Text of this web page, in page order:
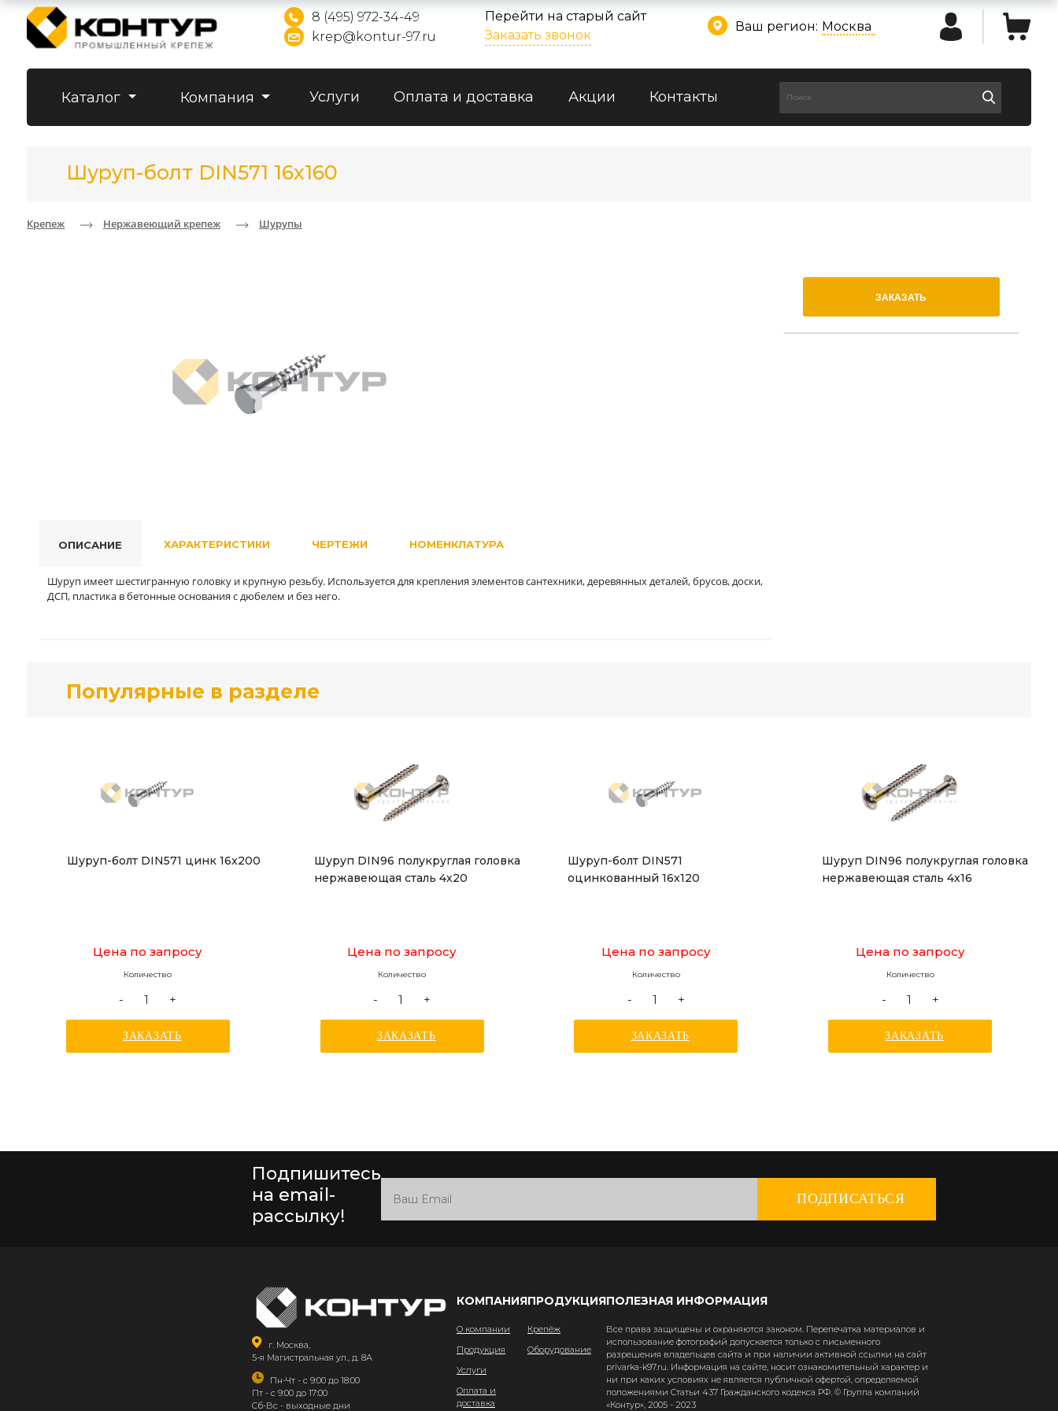
8 (495) 972-34-49
krep@kontur-97.ru
Перейти на старый сайт
Заказать звонок
Ваш регион: Москва
Каталог Компания Услуги Оплата и доставка Акции Контакты
Шуруп-болт DIN571 16x160
Крепеж Нержавеющий крепеж Шурупы
ЗАКАЗАТЬ
ОПИСАНИЕ
Шуруп имеет шестигранную головку и крупную резьбу. Используется для крепления элементов сантехники, деревянных деталей, брусов, доски,
ДСП, пластика в бетонные основания с дюбелем и без него.
ХАРАКТЕРИСТИКИ ЧЕРТЕЖИ НОМЕНКЛАТУРА
Популярные в разделе
Шуруп-болт DIN571 цинк 16x200
Цена по запросу
Количество
- +
ЗАКАЗАТЬ
Шуруп DIN96 полукруглая головка
нержавеющая сталь 4х20
Цена по запросу
Количество
- +
ЗАКАЗАТЬ
Шуруп-болт DIN571
оцинкованный 16x120
Цена по запросу
Количество
- +
ЗАКАЗАТЬ
Шуруп DIN96 полукруглая головка
нержавеющая сталь 4х16
Цена по запросу
Количество
- +
ЗАКАЗАТЬ
Подпишитесь
на email-
рассылку!
ПОДПИСАТЬСЯ
г. Москва,
5-я Магистральная ул., д. 8А
Пн-Чт - с 9:00 до 18:00
Пт - с 9:00 до 17:00
Сб-Вс - выходные дни
КОМПАНИЯ
О компании
Продукция
Услуги
Оплата и
доставка
ПРОДУКЦИЯ
Крепёж
Оборудование
ПОЛЕЗНАЯ ИНФОРМАЦИЯ
Все права защищены и охраняются законом. Перепечатка материалов и
использование фотографий допускается только с письменного
разрешения владельцев сайта и при наличии активной ссылки на сайт
privarka-k97.ru. Информация на сайте, носит ознакомительный характер и
ни при каких условиях не является публичной офертой, определяемой
положениями Статьи 437 Гражданского кодекса РФ. © Группа компаний
«Контур», 2005 - 2023